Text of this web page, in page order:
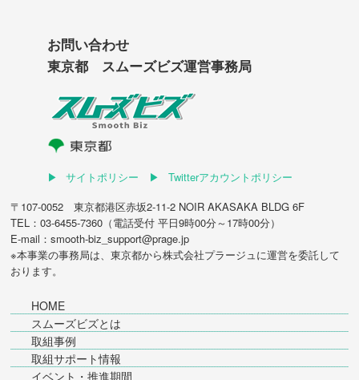
お問い合わせ
東京都 スムーズビズ運営事務局
サイトポリシー
Twitterアカウントポリシー
〒107-0052 東京都港区赤坂2-11-2 NOIR AKASAKA BLDG 6F
TEL：03-6455-7360（電話受付 平日9時00分～17時00分）
E-mail：smooth-biz_support@prage.jp
※本事業の事務局は、東京都から株式会社プラージュに運営を委託して
おります。
HOME
スムーズビズとは
取組事例
取組サポート情報
イベント・推進期間